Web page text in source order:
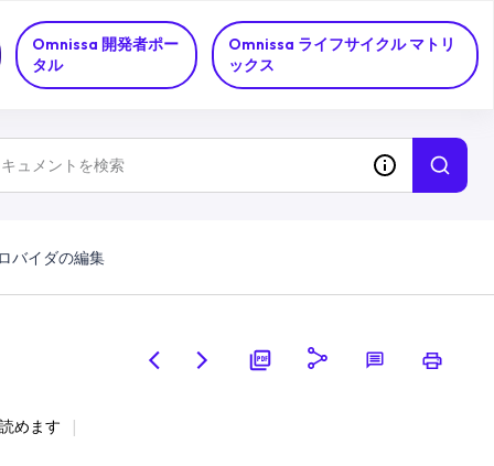
Omnissa 開発者ポー
タル
Omnissa ライフサイクル マトリ
ックス
バイダの編集
めます